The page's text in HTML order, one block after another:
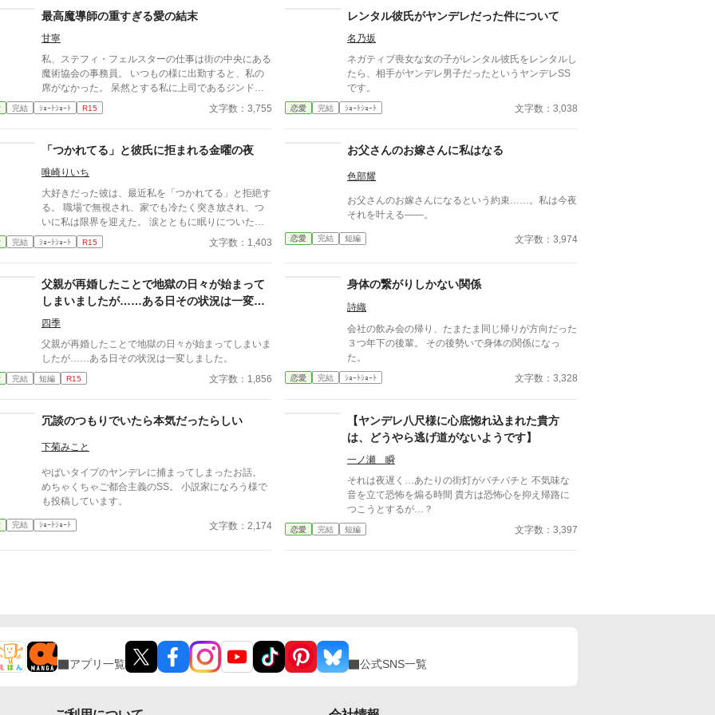
最高魔導師の重すぎる愛の結末
甘寧
私、ステフィ・フェルスターの仕事は街の中央にある
魔術協会の事務員。 いつもの様に出勤すると、私の
席がなかった。 呆然とする私に上司であるジンドル
フに尋ねると私は昇進し自分の直属の部下になったと
言う。 このジンドルフと言う男は、結婚したい男不
纏ったその男は微笑むだけで女性を虜にするほど色気
に魔術協会に来る女性多数。 でも、皆は気づいて無
いみたいだけど、あの男、なんか闇を秘めている気が
する…… その感は残念ならが当たることになる。 何
十年にも渡りストーカーしていた最高魔導師と捕まっ
完結 ｼｮｰﾄｼｮｰﾄ R15 文字数：3,755
レンタル彼氏がヤンデレだった件について
名乃坂
ネガティブ喪女な女の子がレンタル彼氏をレンタルし
たら、相手がヤンデレ男子だったというヤンデレSS
です。
恋愛 完結 ｼｮｰﾄｼｮｰﾄ 文字数：3,038
「つかれてる」と彼氏に拒まれる金曜の夜
唯崎りいち
大好きだった彼は、最近私を「つかれてる」と拒絶す
る。 職場で無視され、家でも冷たく突き放され、つ
いに私は限界を迎えた。 涙とともに眠りについた、
ある金曜日の夜。 変わり果てた二人の関係は、予想
もしない結末を迎える。
完結 ｼｮｰﾄｼｮｰﾄ R15 文字数：1,403
お父さんのお嫁さんに私はなる
色部耀
お父さんのお嫁さんになるという約束……。私は今夜
それを叶える――。
恋愛 完結 短編 文字数：3,974
父親が再婚したことで地獄の日々が始まって
しまいましたが……ある日その状況は一変し
ました。
四季
父親が再婚したことで地獄の日々が始まってしまいま
したが……ある日その状況は一変しました。
完結 短編 R15 文字数：1,856
身体の繋がりしかない関係
詩織
会社の飲み会の帰り、たまたま同じ帰りが方向だった
３つ年下の後輩。 その後勢いで身体の関係になっ
た。
恋愛 完結 ｼｮｰﾄｼｮｰﾄ 文字数：3,328
冗談のつもりでいたら本気だったらしい
下菊みこと
やばいタイプのヤンデレに捕まってしまったお話。
めちゃくちゃご都合主義のSS。 小説家になろう様で
も投稿しています。
完結 ｼｮｰﾄｼｮｰﾄ 文字数：2,174
【ヤンデレ八尺様に心底惚れ込まれた貴方
は、どうやら逃げ道がないようです】
一ノ瀬 瞬
それは夜遅く…あたりの街灯がパチパチと 不気味な
音を立て恐怖を煽る時間 貴方は恐怖心を抑え帰路に
つこうとするが…？
恋愛 完結 短編 文字数：3,397
アプリ一覧 公式SNS一覧